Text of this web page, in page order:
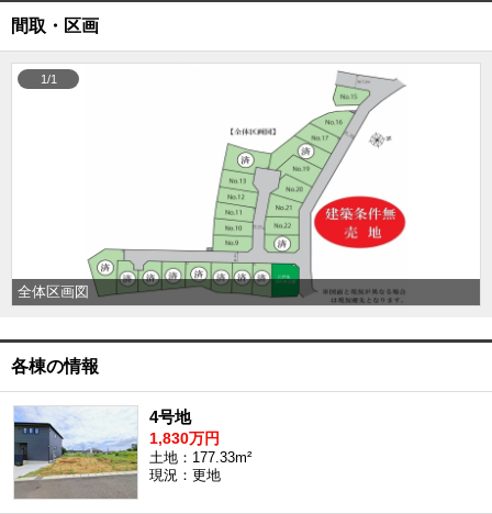
間取・区画
全体区画図
1/1
各棟の情報
4号地
1,830万円
土地：177.33m²
現況：更地
船橋･市川･浦安方面エリア
船橋･市川･浦安方面エリアの新築一戸建
千葉市エリアの土地
外房エリア
外房エリアの中古一戸建
外房エリアのマンション
外房エリアの土地
内房エリア
内房エリアの新築一戸建
内房エリアの中古一戸建
内房エリアのマンション
内房エリアの土地